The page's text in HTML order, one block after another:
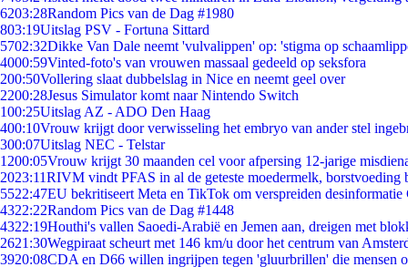
6203:28Random Pics van de Dag #1980
803:19Uitslag PSV - Fortuna Sittard
5702:32Dikke Van Dale neemt 'vulvalippen' op: 'stigma op
4000:59Vinted-foto's van vrouwen massaal gedeeld op seksfora
200:50Vollering slaat dubbelslag in Nice en neemt geel over
2200:28Jesus Simulator komt naar Nintendo Switch
100:25Uitslag AZ - ADO Den Haag
400:10Vrouw krijgt door verwisseling het embryo van ander stel
300:07Uitslag NEC - Telstar
1200:05Vrouw krijgt 30 maanden cel voor afpersing 12-jarige
2023:11RIVM vindt PFAS in al de geteste moedermelk, borstvoeding
5522:47EU bekritiseert Meta en TikTok om verspreiden desinformatie
4322:22Random Pics van de Dag #1448
4322:19Houthi's vallen Saoedi-Arabië en Jemen aan, dreigen met
2621:30Wegpiraat scheurt met 146 km/u door het centrum van
3920:08CDA en D66 willen ingrijpen tegen 'gluurbrillen' die mensen